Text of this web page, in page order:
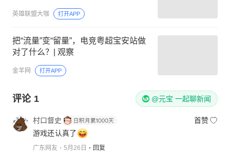
英雄联盟大咖 打开APP
把“流量”变“留量”，电竞粤超宝安站做
对了什么？| 观察
金羊网 打开APP
评论 1 @元宝 一起聊新闻
村口督史
首赞
游戏还认真了
广东网友 5月26日 回复